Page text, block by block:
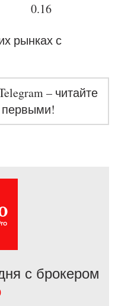
0.16
рынках с
– читайте
первыми!
с брокером